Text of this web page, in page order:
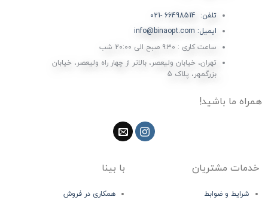
تلفن: 66498514 -021
ایمیل: info@binaopt.com
ساعت کاری : ۹:۳۰ صبح الی 20:00 شب
تهران، خیابان ولیعصر، بالاتر از چهار راه ولیعصر، خیابان
بزرگمهر، پلاک 5
همراه ما باشید!
خدمات مشتریان
شرایط و ضوابط
با بینا
همکاری در فروش